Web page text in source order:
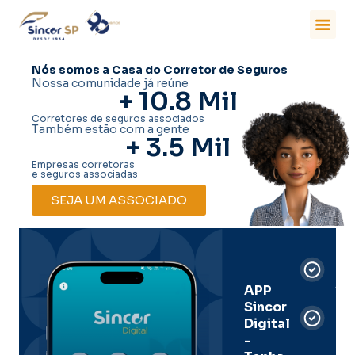
Nós somos a Casa do Corretor de Seguros
Nossa comunidade já reúne
+ 10.8 Mil
Corretores de seguros associados
Também estão com a gente
+ 3.5 Mil
Empresas corretoras
e seguros associadas
SEJA UM ASSOCIADO
APP
Sincor
Digital
-